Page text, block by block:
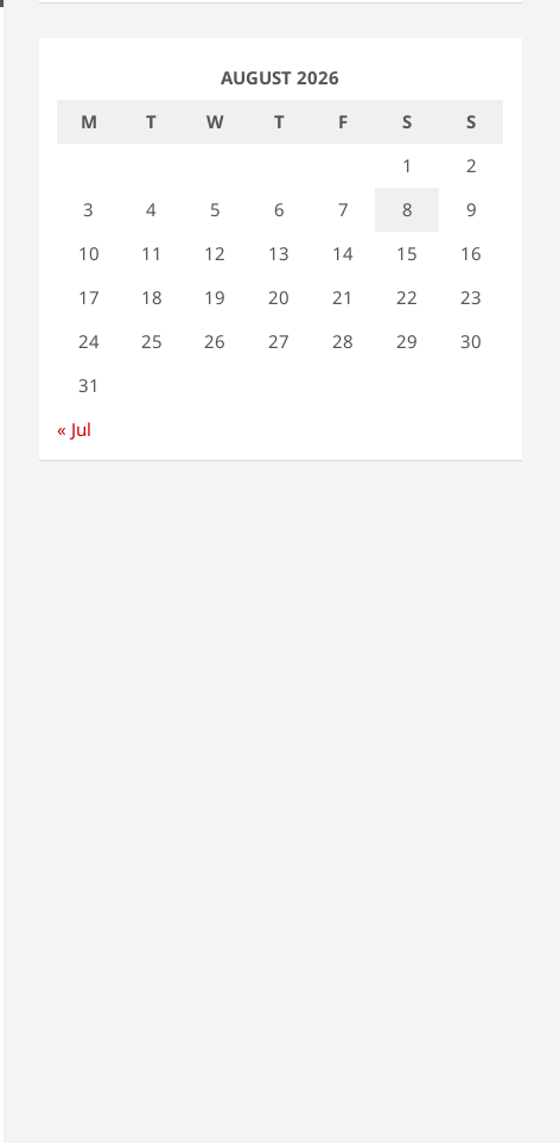
AUGUST 2026
M
T W T F S
S
1
2
3
4 5 6 7 8
9
10
11 12 13 14 15
16
17
18 19 20 21 22
23
24
25 26 27 28 29
30
31
« Jul